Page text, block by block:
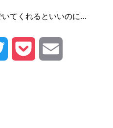
てくれるといいのに…
Twitter Pocket